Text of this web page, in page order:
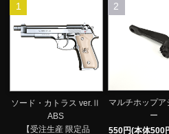
1
ソード・カトラス ver.Ⅱ
ABS
【受注生産 限定品
2
マルチホップア
ー
550円(本体500